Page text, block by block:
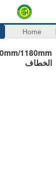
Home
الخطاف